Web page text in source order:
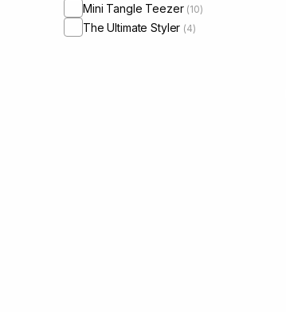
Mini Tangle Teezer (10)
The Ultimate Styler (4)